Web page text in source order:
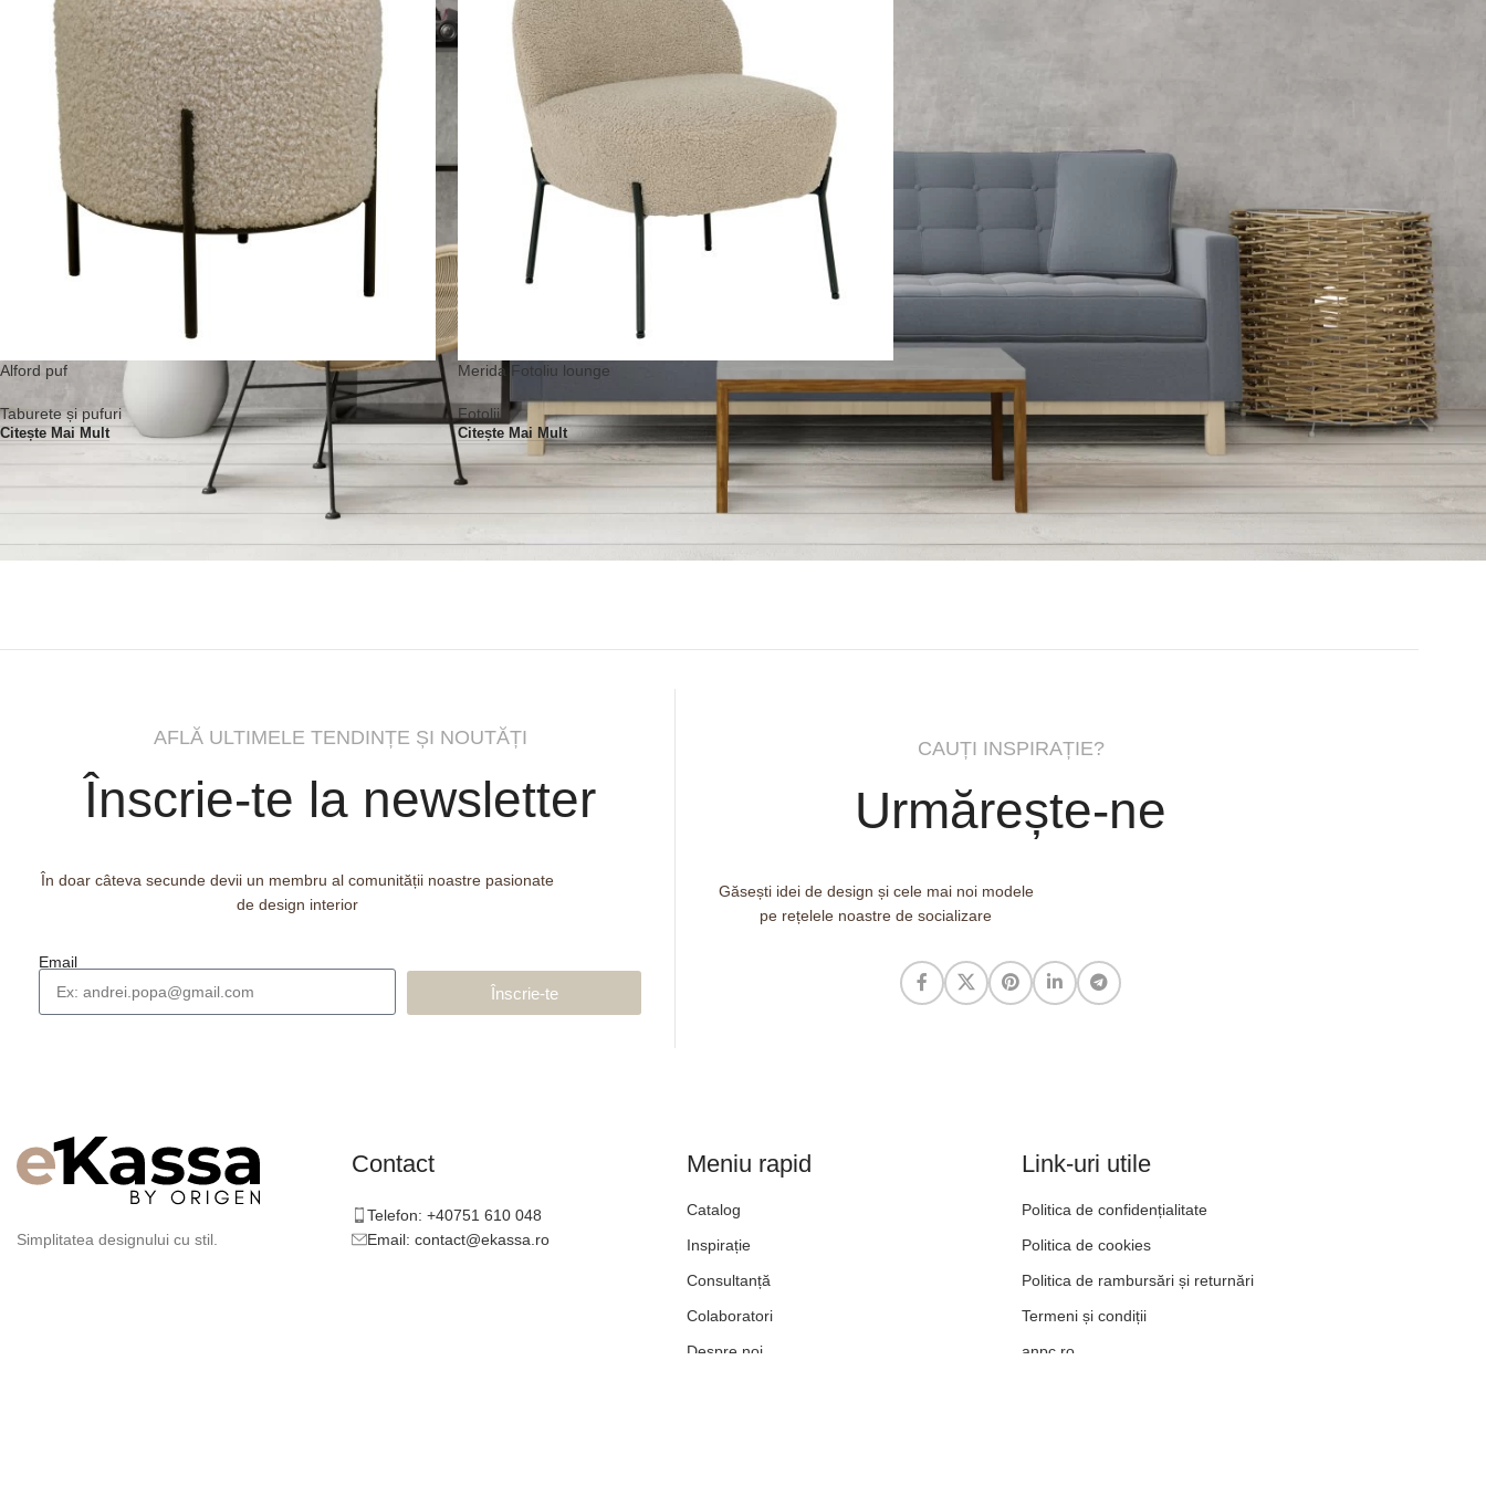
Alford puf
Taburete și pufuri
Citește Mai Mult
Merida Fotoliu lounge
Fotolii
Citește Mai Mult
AFLĂ ULTIMELE TENDINȚE ȘI NOUTĂȚI
Înscrie-te la newsletter
În doar câteva secunde devii un membru al comunității noastre pasionate
de design interior
Email
Înscrie-te
CAUȚI INSPIRAȚIE?
Urmărește-ne
Găsești idei de design și cele mai noi modele
pe rețelele noastre de socializare
Simplitatea designului cu stil.
Contact
Telefon: +40751 610 048
Email: contact@ekassa.ro
Meniu rapid
Catalog
Inspirație
Consultanță
Colaboratori
Despre noi
Link-uri utile
Politica de confidențialitate
Politica de cookies
Politica de rambursări și returnări
Termeni și condiții
anpc.ro